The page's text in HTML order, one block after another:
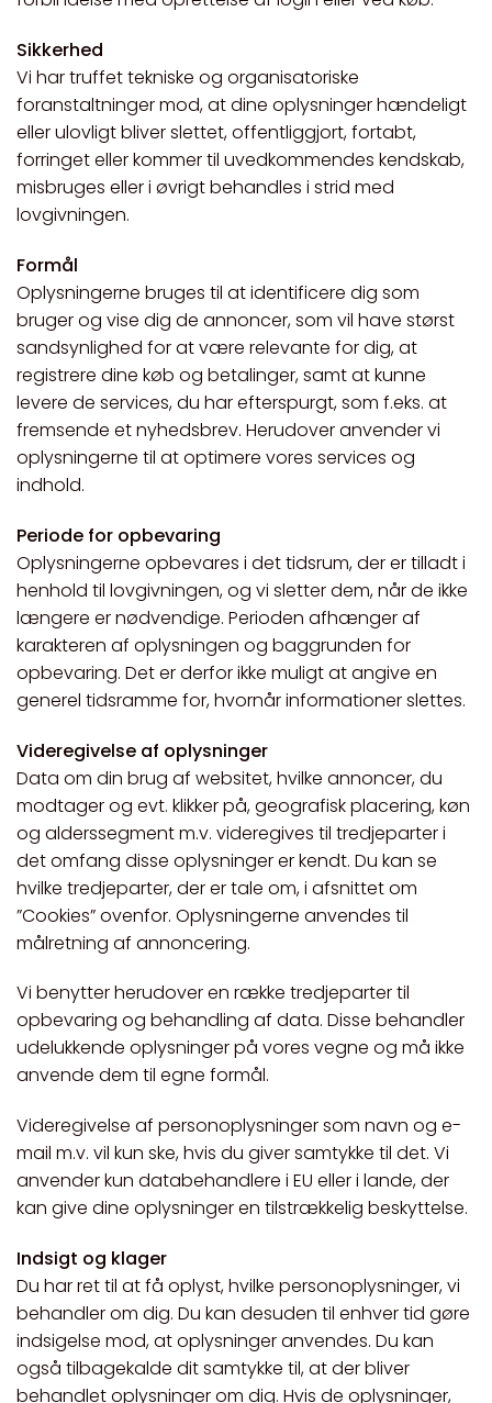
Sikkerhed
Vi har truffet tekniske og organisatoriske
foranstaltninger mod, at dine oplysninger hændeligt
eller ulovligt bliver slettet, offentliggjort, fortabt,
forringet eller kommer til uvedkommendes kendskab,
misbruges eller i øvrigt behandles i strid med
lovgivningen.
Formål
Oplysningerne bruges til at identificere dig som
bruger og vise dig de annoncer, som vil have størst
sandsynlighed for at være relevante for dig, at
registrere dine køb og betalinger, samt at kunne
levere de services, du har efterspurgt, som f.eks. at
fremsende et nyhedsbrev. Herudover anvender vi
oplysningerne til at optimere vores services og
indhold.
Periode for opbevaring
Oplysningerne opbevares i det tidsrum, der er tilladt i
henhold til lovgivningen, og vi sletter dem, når de ikke
længere er nødvendige. Perioden afhænger af
karakteren af oplysningen og baggrunden for
opbevaring. Det er derfor ikke muligt at angive en
generel tidsramme for, hvornår informationer slettes.
Videregivelse af oplysninger
Data om din brug af websitet, hvilke annoncer, du
modtager og evt. klikker på, geografisk placering, køn
og alderssegment m.v. videregives til tredjeparter i
det omfang disse oplysninger er kendt. Du kan se
hvilke tredjeparter, der er tale om, i afsnittet om
”Cookies” ovenfor. Oplysningerne anvendes til
målretning af annoncering.
Vi benytter herudover en række tredjeparter til
opbevaring og behandling af data. Disse behandler
udelukkende oplysninger på vores vegne og må ikke
anvende dem til egne formål.
Videregivelse af personoplysninger som navn og e-
mail m.v. vil kun ske, hvis du giver samtykke til det. Vi
anvender kun databehandlere i EU eller i lande, der
kan give dine oplysninger en tilstrækkelig beskyttelse.
Indsigt og klager
Du har ret til at få oplyst, hvilke personoplysninger, vi
behandler om dig. Du kan desuden til enhver tid gøre
indsigelse mod, at oplysninger anvendes. Du kan
også tilbagekalde dit samtykke til, at der bliver
behandlet oplysninger om dig. Hvis de oplysninger,